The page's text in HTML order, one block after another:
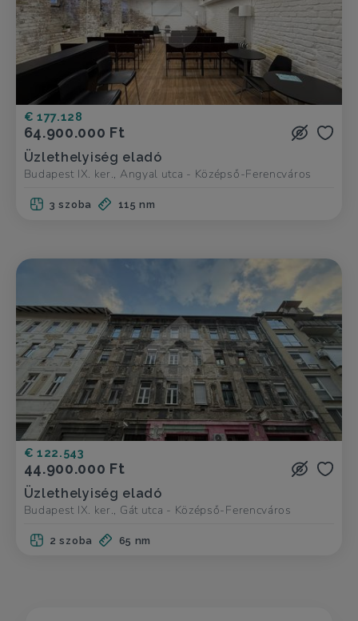
€ 177.128
64.900.000 Ft
Üzlethelyiség eladó
Budapest IX. ker., Angyal utca - Középső-Ferencváros
3 szoba 115 nm
€ 122.543
44.900.000 Ft
Üzlethelyiség eladó
Budapest IX. ker., Gát utca - Középső-Ferencváros
2 szoba 65 nm